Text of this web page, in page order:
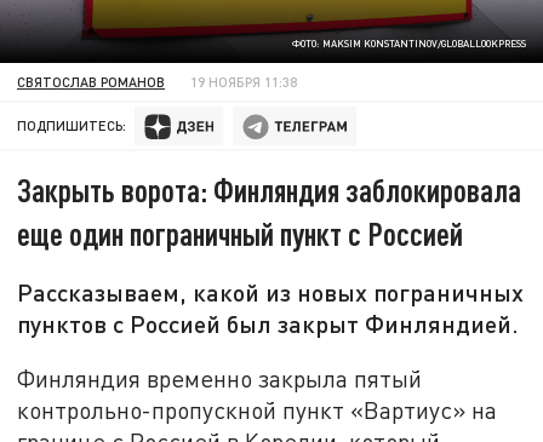
ФОТО: MAKSIM KONSTANTINOV/GLOBALLOOKPRESS
СВЯТОСЛАВ РОМАНОВ 19 НОЯБРЯ 11:38
ПОДПИШИТЕСЬ:
Закрыть ворота: Финляндия заблокировала
еще один пограничный пункт с Россией
Рассказываем, какой из новых пограничных
пунктов с Россией был закрыт Финляндией.
Финляндия временно закрыла пятый
контрольно-пропускной пункт «Вартиус» на